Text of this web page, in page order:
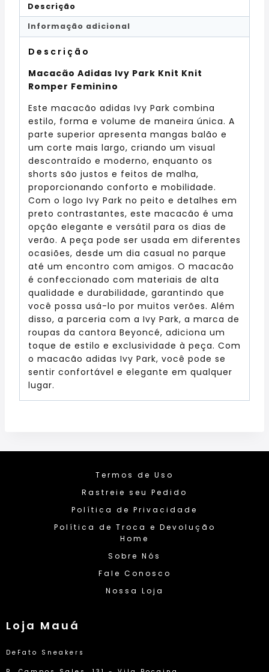
Descrição
Informação adicional
Descrição
Macacão Adidas Ivy Park Knit Knit
Romper Feminino
Este macacão adidas Ivy Park combina
estilo, forma e volume de maneira única. A
parte superior apresenta mangas balão e
um corte mais largo, criando um visual
descontraído e moderno, enquanto os
shorts são justos e feitos de malha,
proporcionando conforto e mobilidade.
Com o logo Ivy Park no peito e detalhes em
preto contrastantes, este macacão é uma
opção elegante e versátil para os dias de
verão. A peça pode ser usada em diferentes
ocasiões, desde um dia casual no parque
até um encontro com amigos. O macacão
é confeccionado com materiais de alta
qualidade e durabilidade, garantindo que
você possa usá-lo por muitos verões. Além
disso, a parceria com a Ivy Park, a marca de
roupas da cantora Beyoncé, adiciona um
toque de estilo e exclusividade à peça. Com
o macacão adidas Ivy Park, você pode se
sentir confortável e elegante em qualquer
lugar.
Termos de Uso
Rastreie seu Pedido
Política de Privacidade
Política de Troca e Devolução
Home
Sobre Nós
Fale Conosco
Nossa Loja
Loja Mauá
DeFato Sneakers